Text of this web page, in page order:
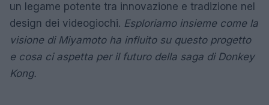
un legame potente tra innovazione e tradizione nel
design dei videogiochi. Esploriamo insieme come la
visione di Miyamoto ha influito su questo progetto
e cosa ci aspetta per il futuro della saga di Donkey
Kong.